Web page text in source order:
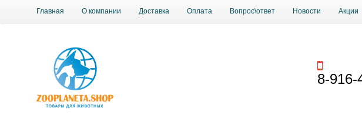
Главная О компании Доставка Оплата Вопрос\ответ Новости Акции
8-916-